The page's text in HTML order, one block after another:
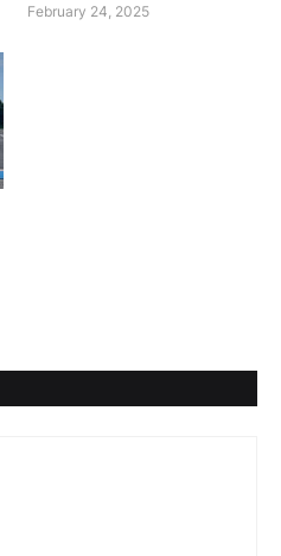
February 24, 2025